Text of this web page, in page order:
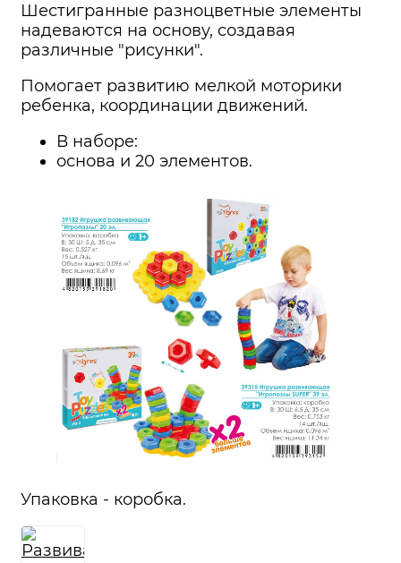
Шестигранные разноцветные элементы
надеваются на основу, создавая
различные "рисунки".
Помогает развитию мелкой моторики
ребенка, координации движений.
В наборе:
основа и 20 элементов.
Упаковка - коробка.